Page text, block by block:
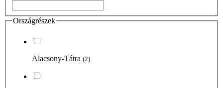
Országrészek
Alacsony-Tátra (2)